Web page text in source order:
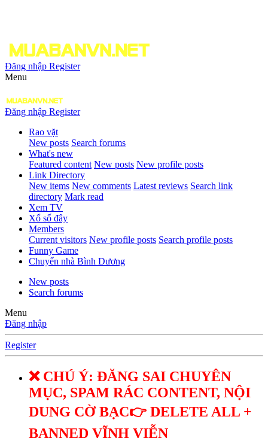
Đăng nhập Register
Menu
Đăng nhập Register
Rao vặt
New posts Search forums
What's new
Featured content New posts New profile posts
Link Directory
New items New comments Latest reviews Search link
directory Mark read
Xem TV
Xổ số đây
Members
Current visitors New profile posts Search profile posts
Funny Game
Chuyển nhà Bình Dương
New posts
Search forums
Menu
Đăng nhập
Register
❌ CHÚ Ý: ĐĂNG SAI CHUYÊN
MỤC, SPAM RÁC CONTENT, NỘI
DUNG CỜ BẠC👉 DELETE ALL +
BANNED VĨNH VIỄN